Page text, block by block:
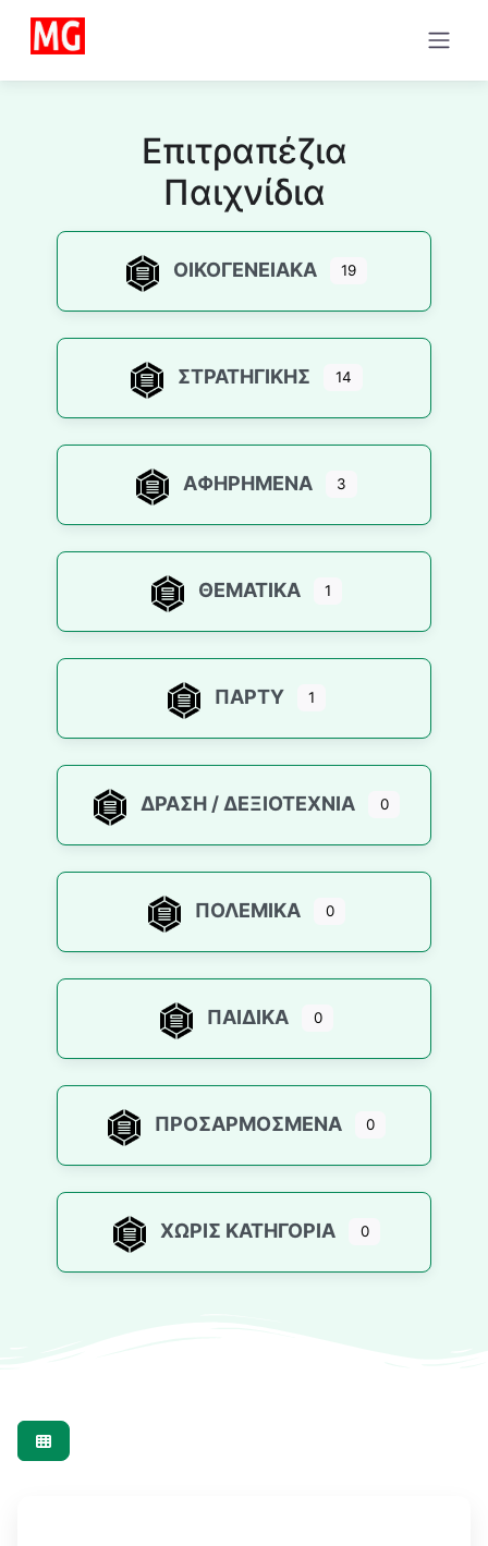
Μετάβαση
Επιτραπέζια
Παιχνίδια
ΟΙΚΟΓΕΝΕΙΑΚΆ 19
ΣΤΡΑΤΗΓΙΚΉΣ 14
ΑΦΗΡΗΜΈΝΑ 3
ΘΕΜΑΤΙΚΆ 1
ΠΆΡΤΥ 1
ΔΡΆΣΗ / ΔΕΞΙΟΤΕΧΝΊΑ 0
ΠΟΛΕΜΙΚΆ 0
ΠΑΙΔΙΚΆ 0
ΠΡΟΣΑΡΜΟΣΜΈΝΑ 0
ΧΩΡΊΣ ΚΑΤΗΓΟΡΊΑ 0